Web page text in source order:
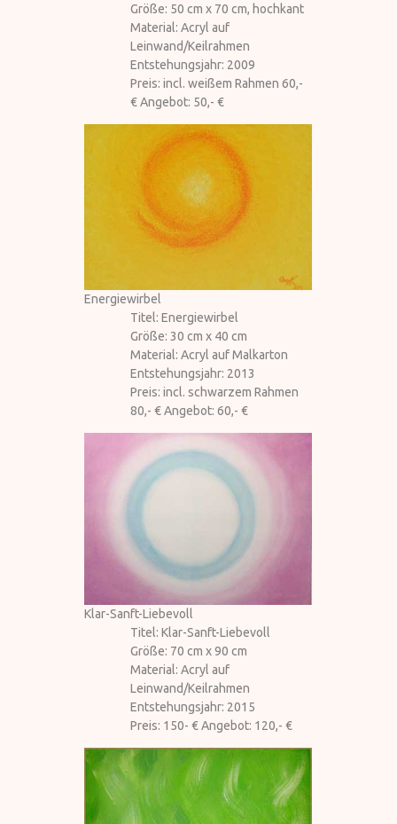
Größe: 50 cm x 70 cm, hochkant
Material: Acryl auf
Leinwand/Keilrahmen
Entstehungsjahr: 2009
Preis: incl. weißem Rahmen 60,-
€ Angebot: 50,- €
Energiewirbel
Titel: Energiewirbel
Größe: 30 cm x 40 cm
Material: Acryl auf Malkarton
Entstehungsjahr: 2013
Preis: incl. schwarzem Rahmen
80,- € Angebot: 60,- €
Klar-Sanft-Liebevoll
Titel: Klar-Sanft-Liebevoll
Größe: 70 cm x 90 cm
Material: Acryl auf
Leinwand/Keilrahmen
Entstehungsjahr: 2015
Preis: 150- € Angebot: 120,- €